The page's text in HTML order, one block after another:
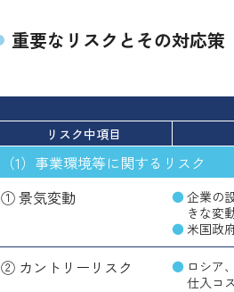
重要なリスクとその対応策
リスク中項目
（1）事業環境等に関するリスク
① 景気変動
企業の
きな変
米国政
② カントリーリスク
ロシア
仕入コ